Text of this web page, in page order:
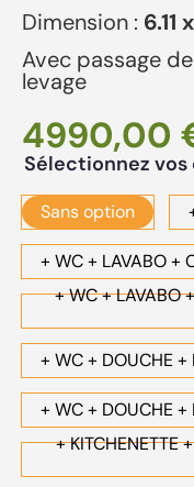
Dimension : 6.11
Avec passage
levage
Sélectionnez
Sans option
+ WC + LAVABO +
+ WC + LAVABO
+ WC + DOUCHE +
+ WC + DOUCHE +
+ KITCHENETTE
4990,00